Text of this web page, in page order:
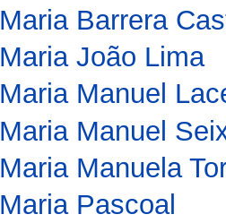
Maria Barrera
Maria João Lima
Maria Manuel
Maria Manuel
Maria Manuela
Maria Pascoal